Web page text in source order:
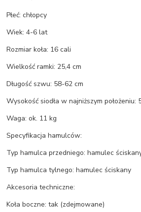
Płeć: chłopcy
Wiek: 4-6 lat
Rozmiar koła: 16 cali
Wielkość ramki: 25,4 cm
Długość szwu: 58-62 cm
Wysokość siodła w najniższym położeniu:
Waga: ok. 11 kg
Specyfikacja hamulców:
Typ hamulca przedniego: hamulec
Typ hamulca tylnego: hamulec ściskany
Akcesoria techniczne:
Koła boczne: tak (zdejmowane)